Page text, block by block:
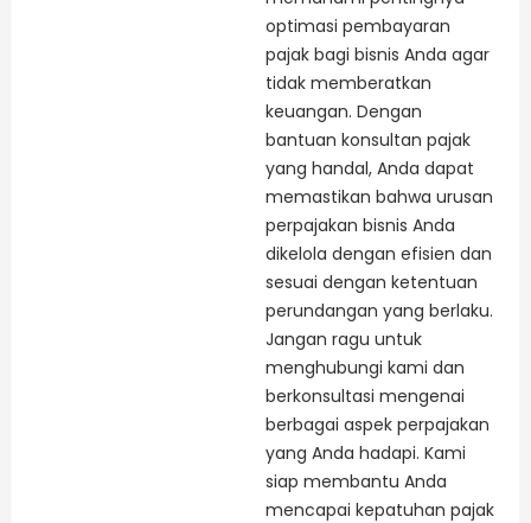
optimasi pembayaran
pajak bagi bisnis Anda agar
tidak memberatkan
keuangan. Dengan
bantuan konsultan pajak
yang handal, Anda dapat
memastikan bahwa urusan
perpajakan bisnis Anda
dikelola dengan efisien dan
sesuai dengan ketentuan
perundangan yang berlaku.
Jangan ragu untuk
menghubungi kami dan
berkonsultasi mengenai
berbagai aspek perpajakan
yang Anda hadapi. Kami
siap membantu Anda
mencapai kepatuhan pajak